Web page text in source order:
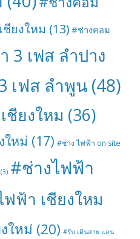
ยงใหม (13) #ช่างคอม
3 เฟส ลำปาง
เฟส ลำพูน (48)
ชียงใหม (36)
ใหม่ (17) #ช่าง ไฟฟ้า on site
(3) #ช่างไฟฟ้า
ฟ้า เชียงใหม
ใหม่ (20) #รับ เดินสาย แลน